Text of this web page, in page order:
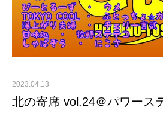
2023.04.13
北の寄席 vol.24＠パワース